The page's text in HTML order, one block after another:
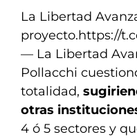
La Libertad
proyecto.https://
— La Libertad
Pollacchi
totalidad,
otras
4 ó 5 sectores y